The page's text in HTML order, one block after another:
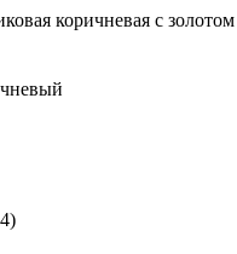
коричневая с